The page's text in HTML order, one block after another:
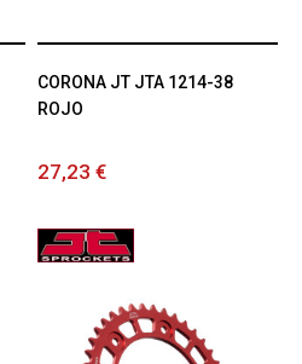
CORONA JT JTA 1214-38
ROJO
27,23 €